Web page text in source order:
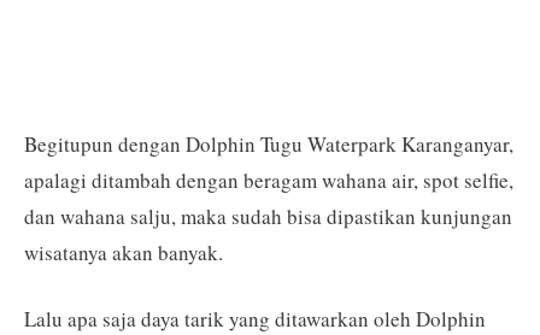
Begitupun dengan Dolphin Tugu Waterpark Karanganyar,
apalagi ditambah dengan beragam wahana air, spot selfie,
dan wahana salju, maka sudah bisa dipastikan kunjungan
wisatanya akan banyak.
Lalu apa saja daya tarik yang ditawarkan oleh Dolphin